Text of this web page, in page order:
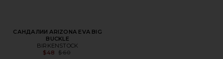
САНДАЛИИ ARIZONA EVA BIG
BUCKLE
BIRKENSTOCK
$48
Previous price:
$60